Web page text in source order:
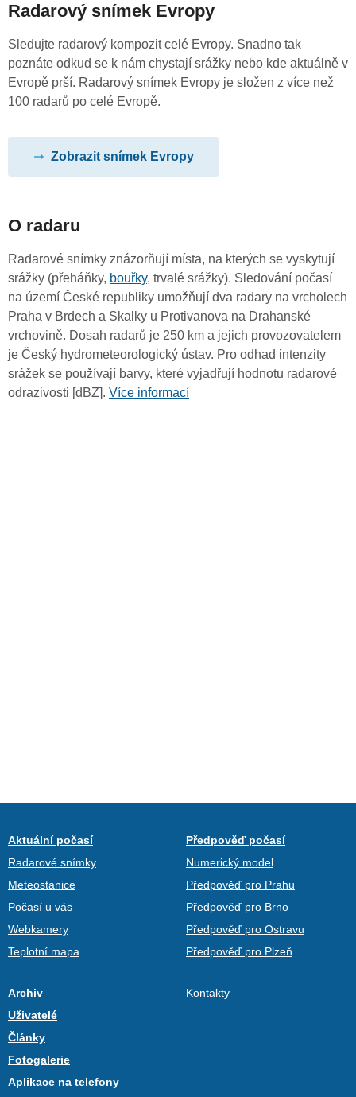
Radarový snímek Evropy
Sledujte radarový kompozit celé Evropy. Snadno tak
poznáte odkud se k nám chystají srážky nebo kde aktuálně v
Evropě prší. Radarový snímek Evropy je složen z více než
100 radarů po celé Evropě.
Zobrazit snímek Evropy
O radaru
Radarové snímky znázorňují místa, na kterých se vyskytují
srážky (přeháňky, bouřky, trvalé srážky). Sledování počasí
na území České republiky umožňují dva radary na vrcholech
Praha v Brdech a Skalky u Protivanova na Drahanské
vrchovině. Dosah radarů je 250 km a jejich provozovatelem
je Český hydrometeorologický ústav. Pro odhad intenzity
srážek se používají barvy, které vyjadřují hodnotu radarové
odrazivosti [dBZ]. Více informací
Aktuální počasí
Radarové snímky
Meteostanice
Počasí u vás
Webkamery
Teplotní mapa
Předpověď počasí
Numerický model
Předpověď pro Prahu
Předpověď pro Brno
Předpověď pro Ostravu
Předpověď pro Plzeň
Archiv
Uživatelé
Články
Fotogalerie
Aplikace na telefony
Kontakty